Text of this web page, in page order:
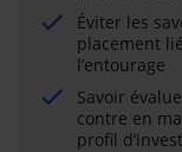
Éviter les
placement
l’entourage
Savoir
contre en
profil